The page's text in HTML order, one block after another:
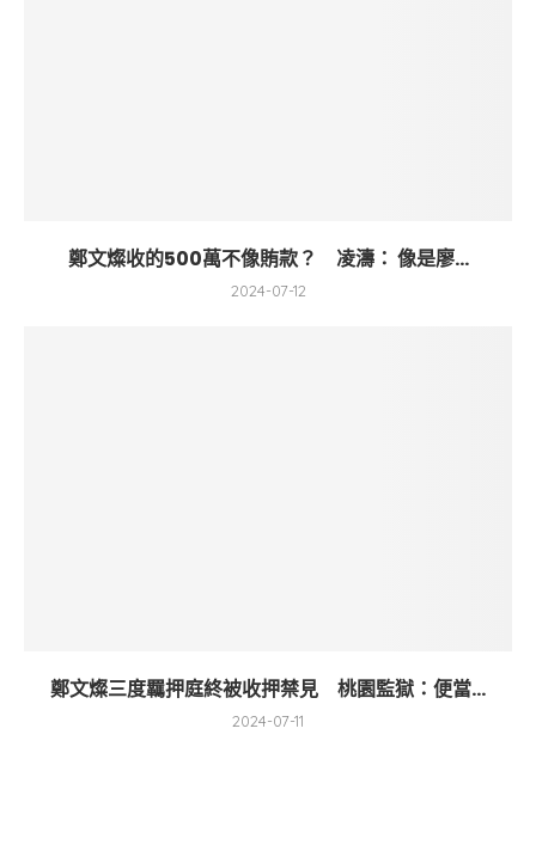
鄭文燦收的500萬不像賄款？ 凌濤： 像是廖...
2024-07-12
鄭文燦三度羈押庭終被收押禁見 桃園監獄：便當...
2024-07-11